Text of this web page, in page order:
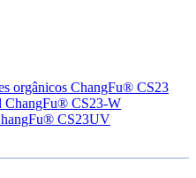
orgânicos ChangFu® CS23
ChangFu® CS23-W
CS23UV